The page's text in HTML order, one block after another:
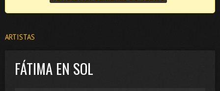
ARTISTAS
FÁTIMA EN SOL